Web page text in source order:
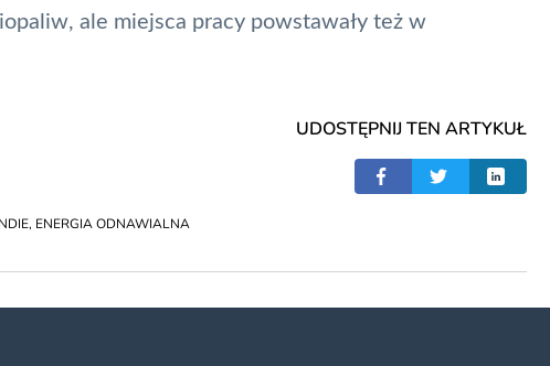
ale miejsca pracy powstawały też w
UDOSTĘPNIJ TEN ARTYKUŁ
, ENERGIA ODNAWIALNA